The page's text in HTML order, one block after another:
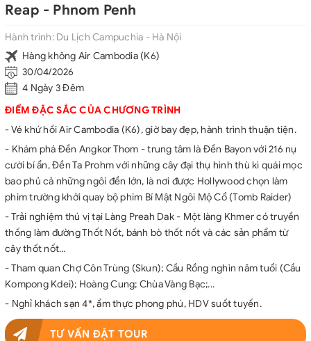
Reap - Phnom Penh
Hành trình:Du Lịch Campuchia - Hà Nội
Hàng không Air Cambodia (K6)
30/04/2026
4 Ngày 3 Đêm
ĐIỂM ĐẶC SẮC CỦA CHƯƠNG TRÌNH
- Vé khứ hồi Air Cambodia (K6), giờ bay đẹp, hành trình thuận tiện.
- Khám phá Đền Angkor Thom - trung tâm là Đền Bayon với 216 nụ
cười bí ẩn, Đền Ta Prohm với những cây đại thụ hình thù kì quái mọc
bao phủ cả những ngôi đền lớn, là nơi được Hollywood chọn làm
phim trường khởi quay bộ phim Bí Mật Ngôi Mộ Cổ (Tomb Raider)
- Trải nghiệm thú vị tại Làng Preah Dak - Một làng Khmer có truyền
thống làm đường Thốt Nốt, bánh bò thốt nốt và các sản phẩm từ
cây thốt nốt…
- Tham quan Chợ Côn Trùng (Skun); Cầu Rồng nghìn năm tuổi (Cầu
Kompong Kdei); Hoàng Cung; Chùa Vàng Bạc;...
- Nghỉ khách sạn 4*, ẩm thực phong phú, HDV suốt tuyến.
TƯ VẤN ĐẶT TOUR